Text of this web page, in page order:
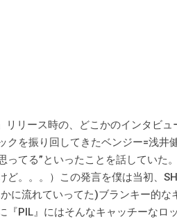
リリース時の、どこかのインタビ
クを振り回してきたベンジー=浅井
ってる”といったことを話していた
ど。。。）この発言を僕は当初、
に流れていってた)ブランキー的な
『PIL』にはそんなキャッチーなロ